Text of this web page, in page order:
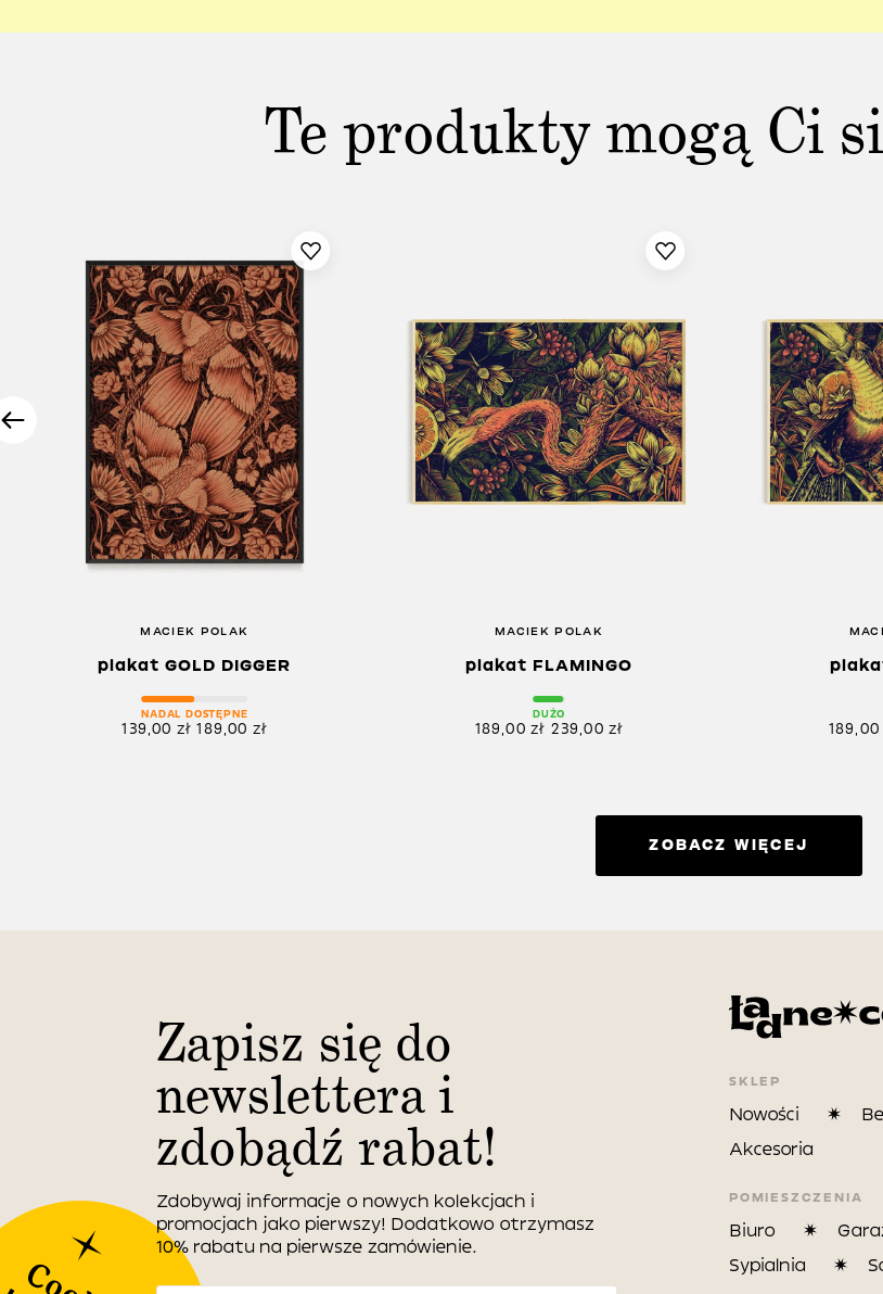
Te produkty mogą Ci
MACIEK POLAK
plakat GOLD DIGGER
NADAL DOSTĘPNE
139,00 zł 189,00 zł
MACIEK POLAK
plakat FLAMINGO
DUŻO
189,00zł 239,00zł
ZOBACZ WIĘCEJ
Zapisz się do
newslettera i
zdobądź rabat!
Zdobywaj informacje o nowych kolekcjach i
promocjach jako pierwszy! Dodatkowo otrzymasz
10% rabatu na pierwsze zamówienie.
SKLEP
Nowości
Akcesoria
POMIESZCZENIA
Biuro
Sypialnia